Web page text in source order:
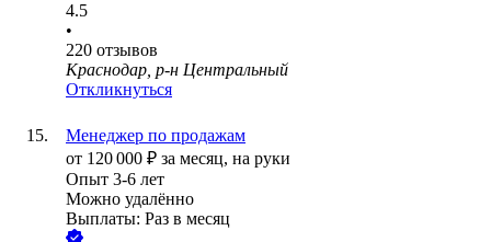
4.5
•
220 отзывов
Краснодар, р-н Центральный
Откликнуться
Менеджер по продажам
от 120 000 ₽ за месяц, на руки
Опыт 3-6 лет
Можно удалённо
Выплаты: Раз в месяц